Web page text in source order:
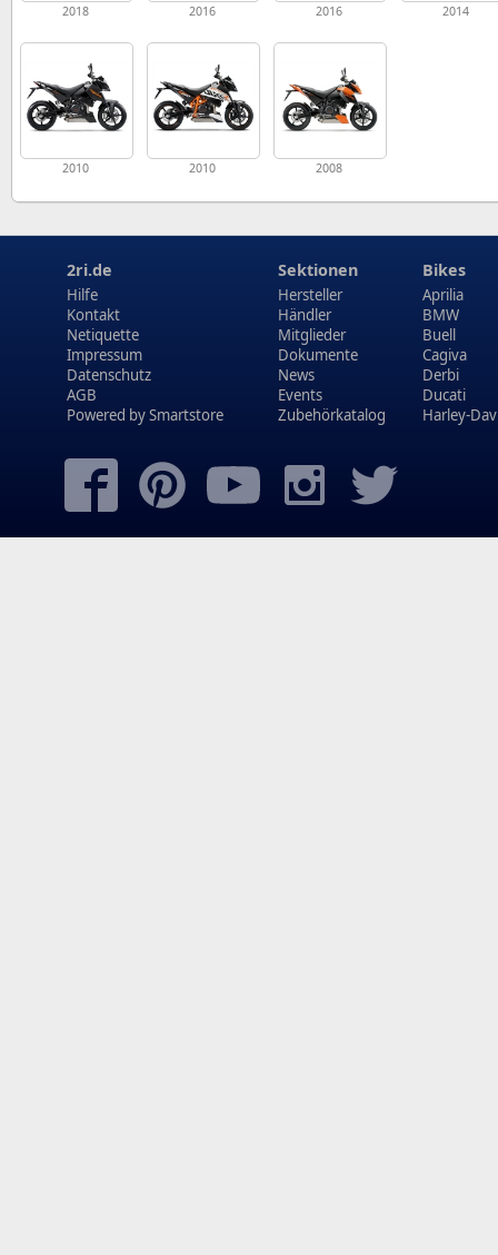
2018 2016 2016 2014
2010 2010 2008
2ri.de
Hilfe
Kontakt
Netiquette
Impressum
Datenschutz
AGB
Powered bySmartstore
Sektionen
Hersteller
Händler
Mitglieder
Dokumente
News
Events
Zubehörkatalog
Bikes
Aprilia
BMW
Buell
Cagiva
Derbi
Ducati
Harley-